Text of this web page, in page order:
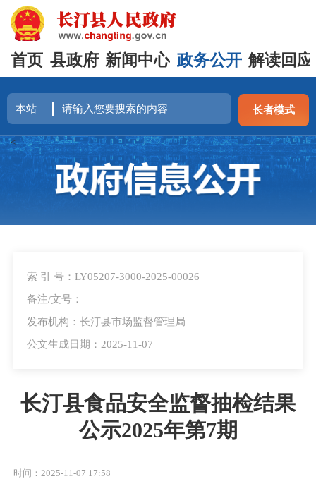
首页 县政府 新闻中心 政务公开 解读回应
长者模式
<
索 引 号：LY05207-3000-2025-00026
备注/文号：
发布机构：长汀县市场监督管理局
公文生成日期：2025-11-07
长汀县食品安全监督抽检结果
公示2025年第7期
时间：2025-11-07 17:58